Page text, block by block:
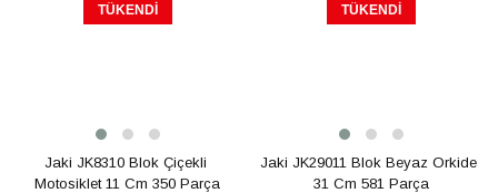
TÜKENDI
Jaki JK8310 Blok Çiçekli
Motosiklet 11 Cm 350 Parça
TÜKENDI
Jaki JK29011 Blok Beyaz Orkide
31 Cm 581 Parça